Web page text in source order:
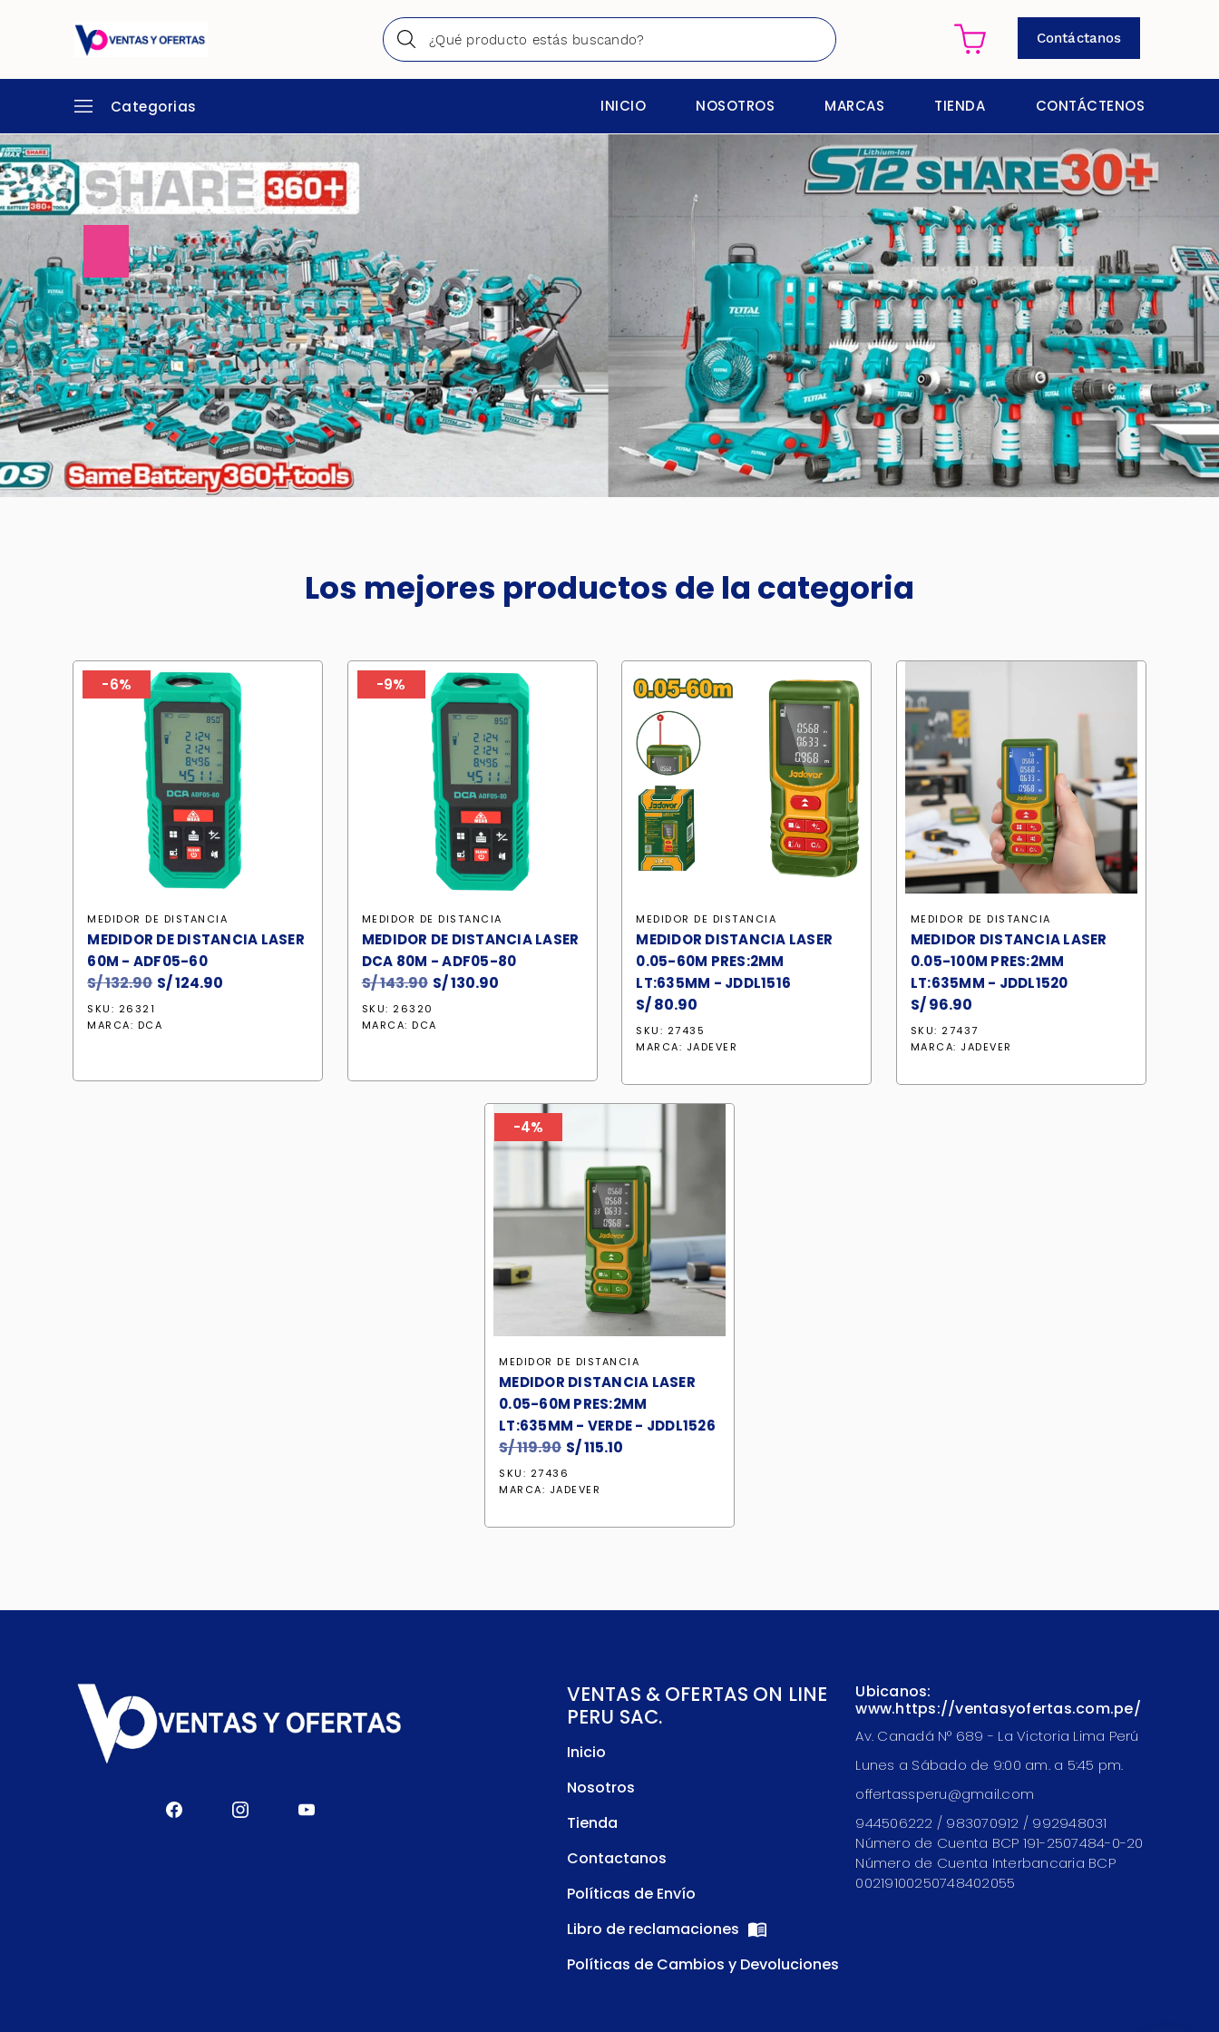
Contáctanos
Categorias INICIO NOSOTROS MARCAS TIENDA CONTÁCTENOS
Los mejores productos de la categoria
-6%
MEDIDOR DE DISTANCIA
MEDIDOR DE DISTANCIA LASER
60M - ADF05-60
S/132.90 El
original
S/124.90
SKU: 26321
MARCA: DCA
-9%
MEDIDOR DE DISTANCIA
MEDIDOR DE DISTANCIA LASER
DCA 80M - ADF05-80
S/143.90 El
original
S/130.90
SKU: 26320
MARCA:DCA
MEDIDOR DE DISTANCIA
MEDIDOR DISTANCIA LASER
0.05-60M PRES:2MM
LT:635MM - JDDL1516
S/80.90
SKU: 27435
MARCA: JADEVER
MEDIDOR DE DISTANCIA
MEDIDOR DISTANCIA LASER
0.05-100M PRES:2MM
LT:635MM - JDDL1520
S/96.90
SKU: 27437
MARCA: JADEVER
-4%
MEDIDOR DE DISTANCIA
MEDIDOR DISTANCIA LASER
0.05-60M PRES:2MM
LT:635MM - VERDE - JDDL1526
S/119.90 El
precio
original
S/ 119.90.
S/115.10
S/ 115.10.
SKU: 27436
MARCA: JADEVER
VENTAS & OFERTAS ON LINE
PERU SAC.
Inicio
Nosotros
Tienda
Contactanos
Políticas de Envío
Libro de reclamaciones
Políticas de Cambios y Devoluciones
Ubicanos:
www.https://ventasyofertas.com.pe/
Av. Canadá N° 689 - La Victoria Lima Perú
Lunes a Sábado de 9:00 am. a 5:45 pm.
offertassperu@gmail.com
944506222 / 983070912 / 992948031
Número de Cuenta BCP 191-2507484-0-20
Número de Cuenta Interbancaria BCP
00219100250748402055